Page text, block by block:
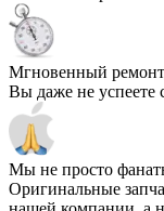
Мгновенный
Вы даже не успеете
Мы не просто
Оригинальные